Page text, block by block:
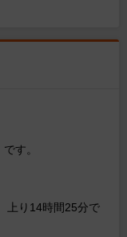
す。
上り14時間25分で